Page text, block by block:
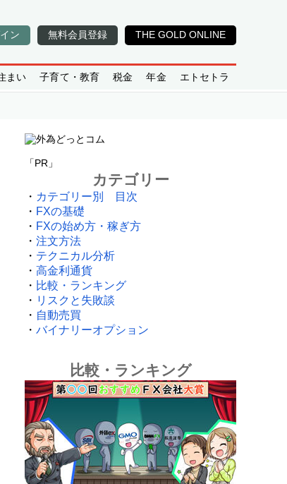
ン 無料会員登録 THE GOLD ONLINE
まい 子育て・教育 税金 年金 エトセトラ
「PR」
カテゴリー
・ カテゴリー別 目次
・ FXの基礎
・ FXの始め方・稼ぎ方
・ 注文方法
・ テクニカル分析
・ 高金利通貨
・ 比較・ランキング
・ リスクと失敗談
・ 自動売買
・ バイナリーオプション
比較・ランキング